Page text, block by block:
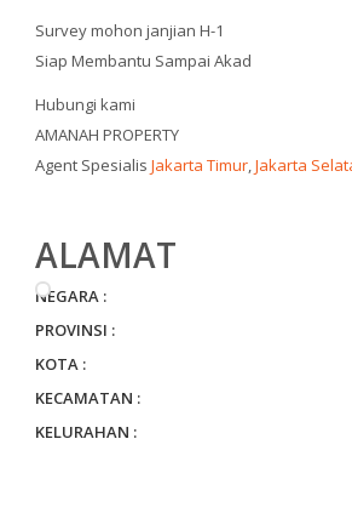
Survey mohon janjian H-1
Siap Membantu Sampai Akad
Hubungi kami
AMANAH PROPERTY
Agent Spesialis Jakarta Timur,Jakarta
ALAMAT
NEGARA :
PROVINSI :
KOTA :
KECAMATAN :
KELURAHAN :